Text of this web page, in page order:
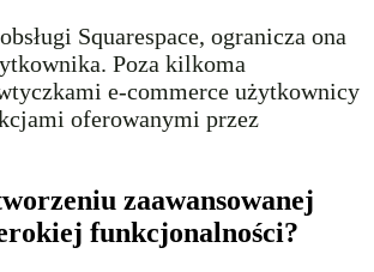
Squarespace, ogranicza ona
Poza kilkoma
e-commerce użytkownicy
oferowanymi przez
zaawansowanej
funkcjonalności?